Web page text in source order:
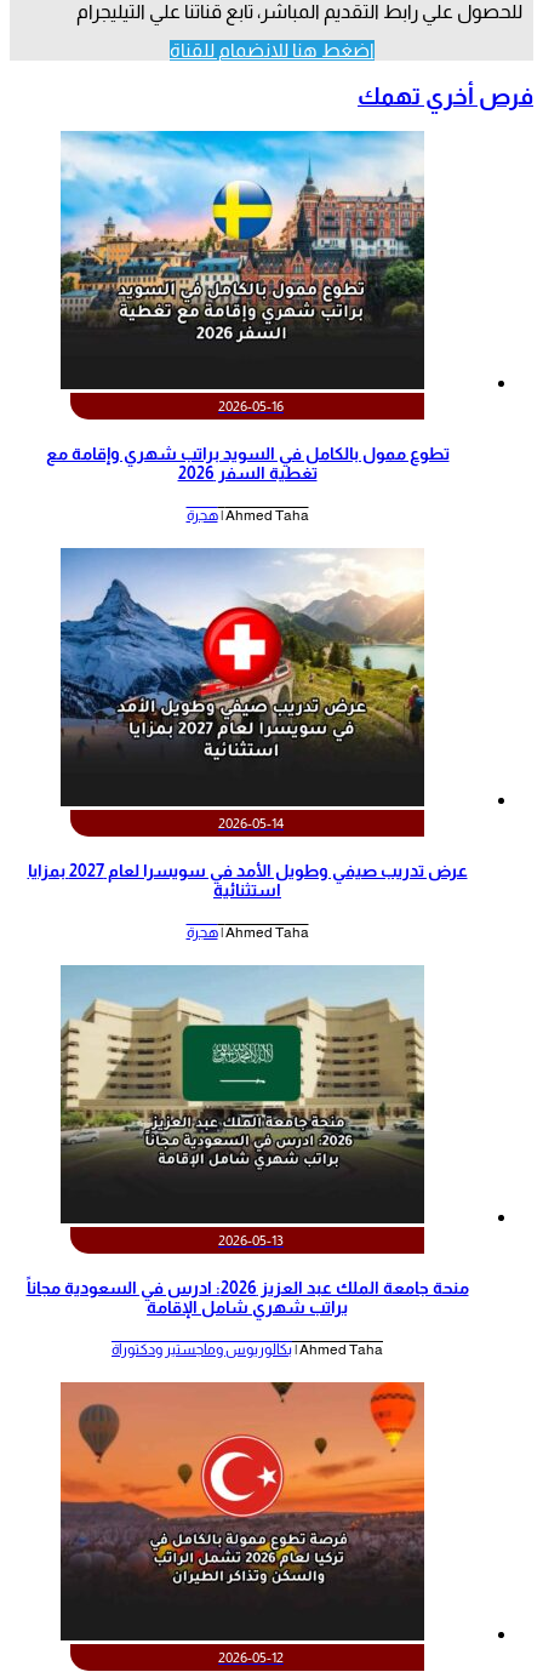
للحصول علي رابط التقديم المباشر، تابع قناتنا علي التيليجرام
اضغط هنا للانضمام للقناة
فرص أخري تهمك
2026-05-16
تطوع ممول بالكامل في السويد براتب شهري وإقامة مع
تغطية السفر 2026
Ahmed Taha | هجرة
2026-05-14
عرض تدريب صيفي وطويل الأمد في سويسرا لعام 2027 بمزايا
استثنائية
Ahmed Taha | هجرة
2026-05-13
منحة جامعة الملك عبد العزيز 2026: ادرس في السعودية مجاناً
براتب شهري شامل الإقامة
Ahmed Taha | بكالوريوس وماجستير ودكتوراة
2026-05-12